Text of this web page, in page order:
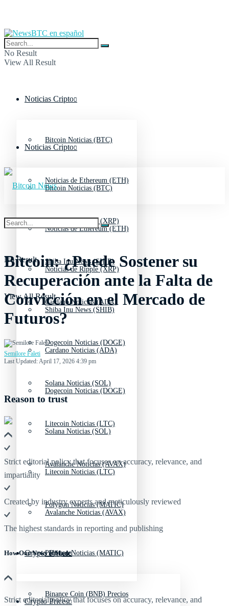
No Result
View All Result
Noticias Cripto
Bitcoin Noticias (BTC)
Noticias de Ethereum (ETH)
Noticias de Ripple (XRP)
Shiba Inu News (SHIB)
Cardano Noticias (ADA)
Dogecoin Noticias (DOGE)
Solana Noticias (SOL)
Litecoin Noticias (LTC)
Avalanche Noticias (AVAX)
Polygon Noticias (MATIC)
Crypto Prices
Binance Coin (BNB) Precios
Noticias Cripto
Bitcoin Noticias (BTC)
Noticias de Ethereum (ETH)
Noticias de Ripple (XRP)
Shiba Inu News (SHIB)
Cardano Noticias (ADA)
Dogecoin Noticias (DOGE)
Solana Noticias (SOL)
Litecoin Noticias (LTC)
Avalanche Noticias (AVAX)
Polygon Noticias (MATIC)
Crypto Prices
No Result
View All Result
Bitcoin: ¿Puede Sostener su
Recuperación ante la Falta de
Convicción en el Mercado de
Futuros?
Semilore Faleti
Last Updated: April 17, 2026 4:39 pm
Reason to trust
Strict editorial policy that focuses on accuracy, relevance, and
impartiality
Created by industry experts and meticulously reviewed
The highest standards in reporting and publishing
How Our News is Made
Strict editorial policy that focuses on accuracy, relevance, and